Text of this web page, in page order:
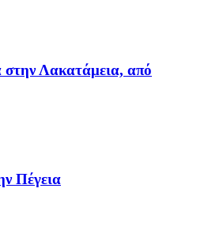
στην Λακατάμεια, από
Πέγεια